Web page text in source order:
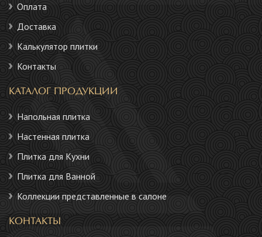
Оплата
Доставка
Калькулятор плитки
Контакты
КАТАЛОГ ПРОДУКЦИИ
Напольная плитка
Настенная плитка
Плитка для Кухни
Плитка для Ванной
Коллекции представленные в салоне
КОНТАКТЫ